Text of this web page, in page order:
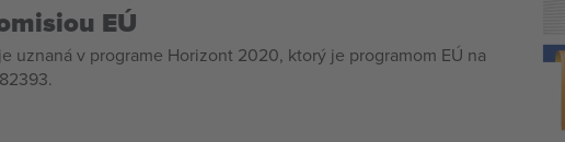
EÚ
uznaná v programe Horizont 2020, ktorý je programom EÚ na